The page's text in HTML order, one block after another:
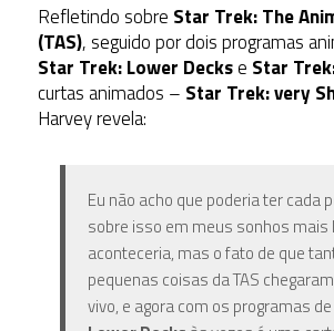
Refletindo sobre Star Trek: The
(TAS), seguido por dois programas
Star Trek: Lower Deckse Star
curtas animados – Star Trek: very
Harvey revela:
Eu não acho que poderia ter cada
sobre isso em meus sonhos mais
aconteceria, mas o fato de que
pequenas coisas da TAS
vivo, e agora com os programas